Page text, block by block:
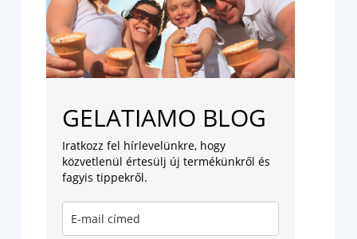
GELATIAMO BLOG
Iratkozz fel hírlevelünkre, hogy
közvetlenül értesülj új termékünkről és
fagyis tippekről.